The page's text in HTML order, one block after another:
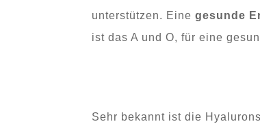
unterstützen. Eine gesunde
ist das A und O, für eine
Sehr bekannt ist die